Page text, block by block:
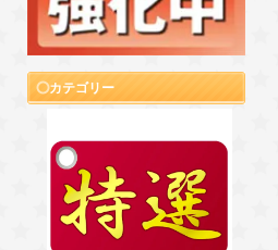
カテゴリー